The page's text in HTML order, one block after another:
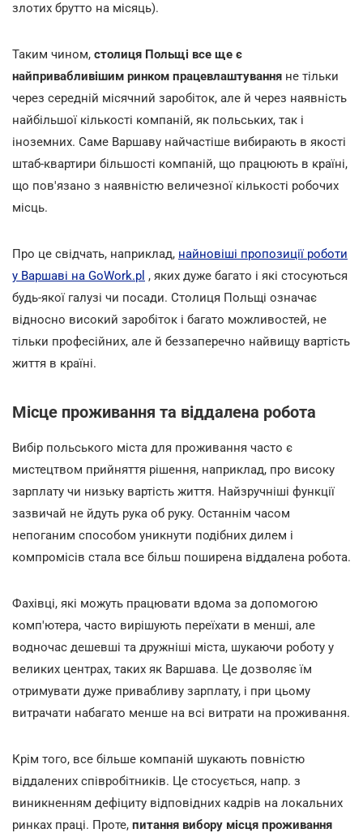
злотих брутто на місяць).
Таким чином, столиця Польщі все ще є
найпривабливішим ринком працевлаштування не тільки
через середній місячний заробіток, але й через наявність
найбільшої кількості компаній, як польських, так і
іноземних. Саме Варшаву найчастіше вибирають в якості
штаб-квартири більшості компаній, що працюють в країні,
що пов'язано з наявністю величезної кількості робочих
місць.
Про це свідчать, наприклад, найновіші пропозиції роботи
у Варшаві на GoWork.pl , яких дуже багато і які стосуються
будь-якої галузі чи посади. Столиця Польщі означає
відносно високий заробіток і багато можливостей, не
тільки професійних, але й беззаперечно найвищу вартість
життя в країні.
Місце проживання та віддалена робота
Вибір польського міста для проживання часто є
мистецтвом прийняття рішення, наприклад, про високу
зарплату чи низьку вартість життя. Найзручніші функції
зазвичай не йдуть рука об руку. Останнім часом
непоганим способом уникнути подібних дилем і
компромісів стала все більш поширена віддалена робота.
Фахівці, які можуть працювати вдома за допомогою
комп'ютера, часто вирішують переїхати в менші, але
водночас дешевші та дружніші міста, шукаючи роботу у
великих центрах, таких як Варшава. Це дозволяє їм
отримувати дуже привабливу зарплату, і при цьому
витрачати набагато менше на всі витрати на проживання.
Крім того, все більше компаній шукають повністю
віддалених співробітників. Це стосується, напр. з
виникненням дефіциту відповідних кадрів на локальних
ринках праці. Проте, питання вибору місця проживання